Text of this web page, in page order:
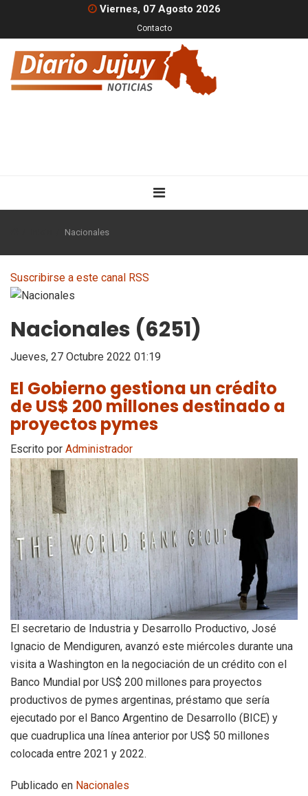
Viernes, 07 Agosto 2026
Contacto
Nacionales
Suscribirse a este canal RSS
Nacionales (6251)
Jueves, 27 Octubre 2022 01:19
El Gobierno gestiona un crédito
de US$ 200 millones destinado a
proyectos pymes
Escrito por Administrador
El secretario de Industria y Desarrollo Productivo, José
Ignacio de Mendiguren, avanzó este miércoles durante una
visita a Washington en la negociación de un crédito con el
Banco Mundial por US$ 200 millones para proyectos
productivos de pymes argentinas, préstamo que sería
ejecutado por el Banco Argentino de Desarrollo (BICE) y
que cuadruplica una línea anterior por US$ 50 millones
colocada entre 2021 y 2022.
Publicado en Nacionales